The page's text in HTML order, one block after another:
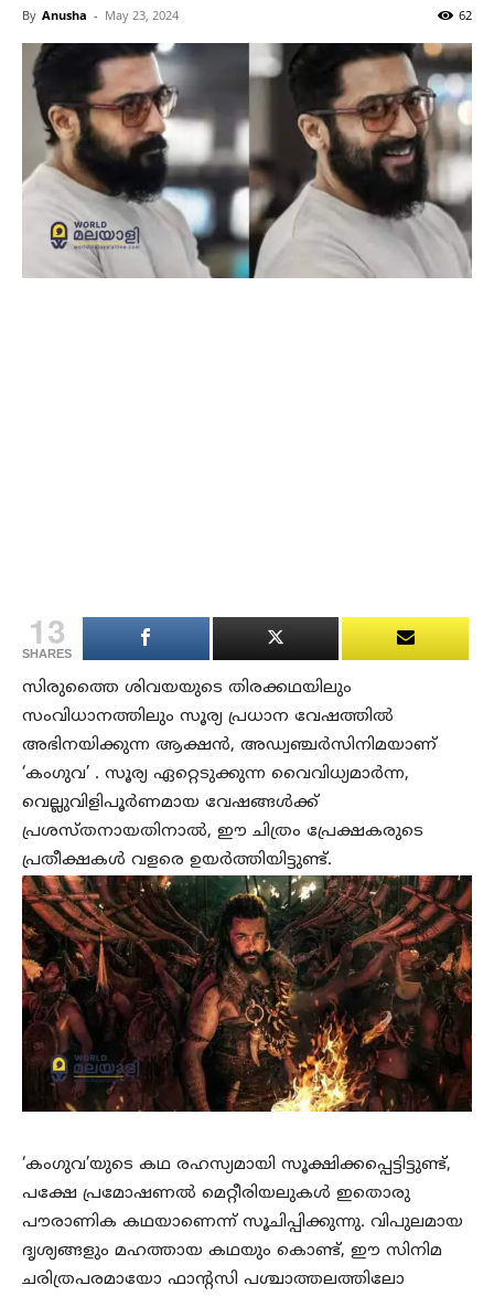
By Anusha - May 23, 2024 62
13
SHARES
സിരുത്തൈ ശിവയയുടെ തിരക്കഥയിലും
സംവിധാനത്തിലും സൂര്യ പ്രധാന വേഷത്തില്‍
അഭിനയിക്കുന്ന ആക്ഷന്‍, അഡ്വഞ്ചര്‍സിനിമയാണ്
‘കംഗുവ’ . സൂര്യ ഏറ്റെടുക്കുന്ന വൈവിധ്യമാര്‍ന്ന,
വെല്ലുവിളിപൂര്‍ണമായ വേഷങ്ങള്‍ക്ക്
പ്രശസ്തനായതിനാല്‍, ഈ ചിത്രം പ്രേക്ഷകരുടെ
പ്രതീക്ഷകള്‍ വളരെ ഉയര്‍ത്തിയിട്ടുണ്ട്.
‘കംഗുവ’യുടെ കഥ രഹസ്യമായി സൂക്ഷിക്കപ്പെട്ടിട്ടുണ്ട്,
പക്ഷേ പ്രമോഷണല്‍ മെറ്റീരിയലുകള്‍ ഇതൊരു
പൗരാണിക കഥയാണെന്ന് സൂചിപ്പിക്കുന്നു. വിപുലമായ
ദൃശ്യങ്ങളും മഹത്തായ കഥയും കൊണ്ട്, ഈ സിനിമ
ചരിത്രപരമായോ ഫാന്റസി പശ്ചാത്തലത്തിലോ